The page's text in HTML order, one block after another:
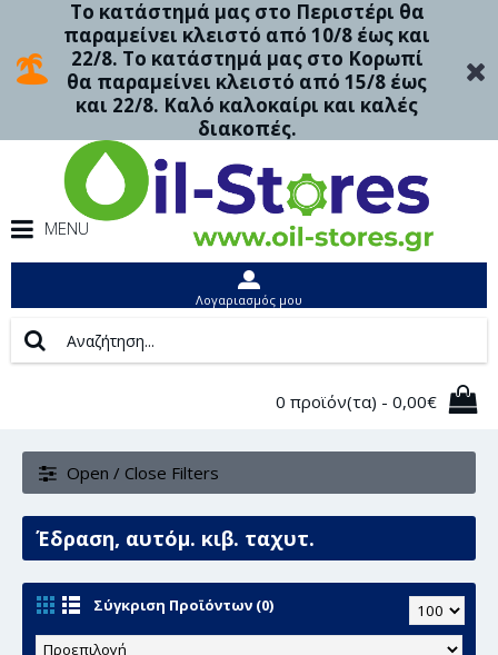
Το κατάστημά μας στο Περιστέρι θα
παραμείνει κλειστό από 10/8 έως και
22/8. Το κατάστημά μας στο Κορωπί
θα παραμείνει κλειστό από 15/8 έως
και 22/8. Καλό καλοκαίρι και καλές
διακοπές.
MENU
Λογαριασμός μου
0 προϊόν(τα) - 0,00€
Open / Close Filters
Έδραση, αυτόμ. κιβ. ταχυτ.
Σύγκριση Προϊόντων (0)